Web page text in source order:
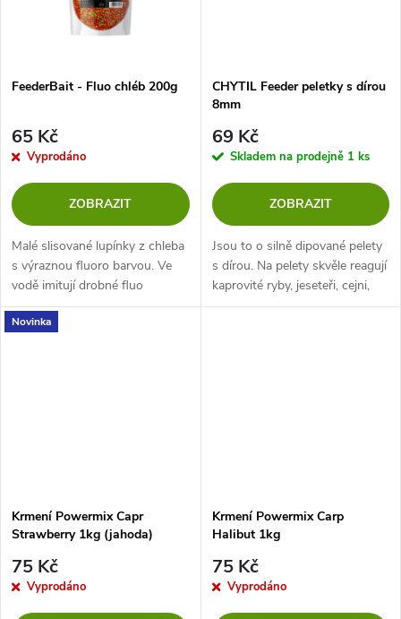
FeederBait - Fluo chléb 200g
65 Kč
Vyprodáno
ZOBRAZIT
Malé slisované lupínky z chleba
s výraznou fluoro barvou. Ve
vodě imitují drobné fluo
nástrahy. Vydrží dlouho ve
vodě, jsou perfektním
CHYTIL Feeder peletky s dírou
8mm
69 Kč
Skladem na prodejně 1 ks
ZOBRAZIT
Jsou to o silně dipované pelety
s dírou. Na pelety skvěle reagují
kaprovité ryby, jeseteři, cejni,
parmy, plotice, podoustve,
Novinka
Krmení Powermix Capr
Strawberry 1kg (jahoda)
75 Kč
Vyprodáno
Krmení Powermix Carp
Halibut 1kg
75 Kč
Vyprodáno